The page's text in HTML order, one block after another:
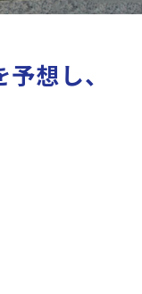
想し、